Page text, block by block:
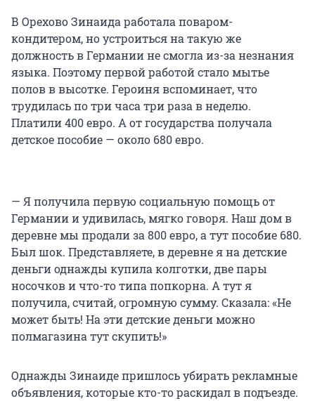
В Орехово Зинаида работала поваром-
кондитером, но устроиться на такую же
должность в Германии не смогла из-за незнания
языка. Поэтому первой работой стало мытье
полов в высотке. Героиня вспоминает, что
трудилась по три часа три раза в неделю.
Платили 400 евро. А от государства получала
детское пособие — около 680 евро.
— Я получила первую социальную помощь от
Германии и удивилась, мягко говоря. Наш дом в
деревне мы продали за 800 евро, а тут пособие 680.
Был шок. Представляете, в деревне я на детские
деньги однажды купила колготки, две пары
носочков и что-то типа попкорна. А тут я
получила, считай, огромную сумму. Сказала: «Не
может быть! На эти детские деньги можно
полмагазина тут скупить!»
Однажды Зинаиде пришлось убирать рекламные
объявления, которые кто-то раскидал в подъезде.